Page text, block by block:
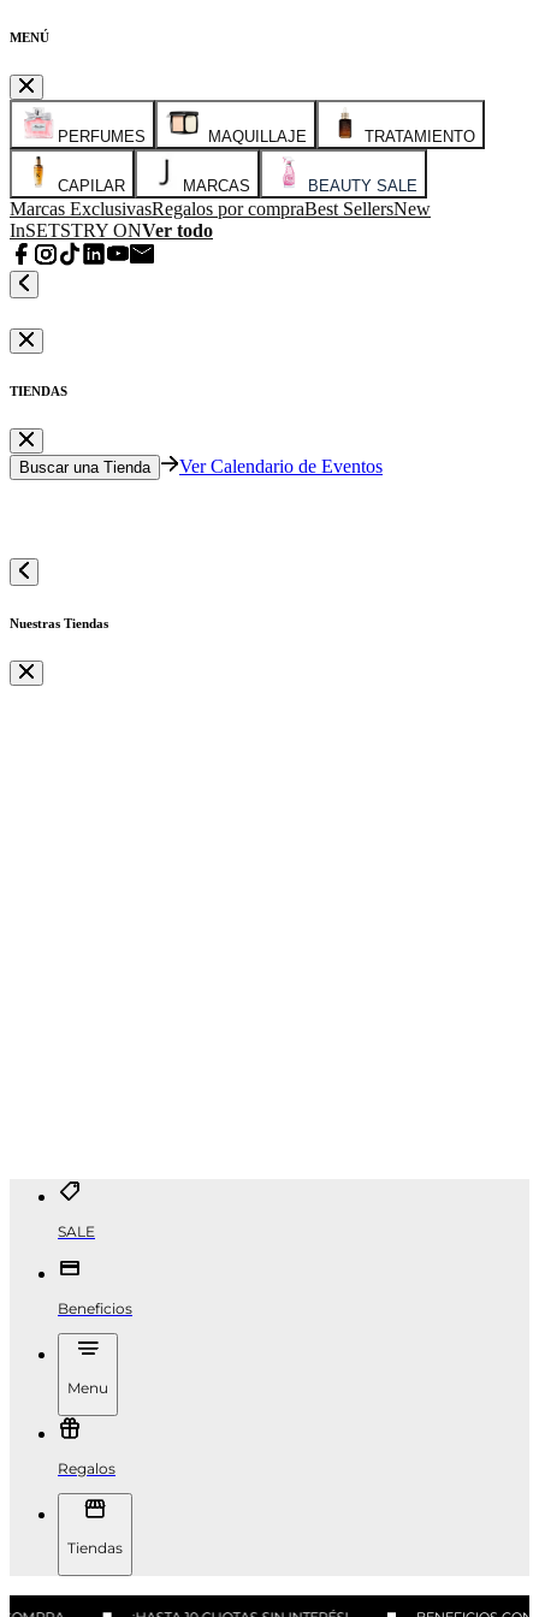
MENÚ
PERFUMES MAQUILLAJE TRATAMIENTO
CAPILAR MARCAS BEAUTY SALE
Marcas ExclusivasRegalos por compraBest SellersNew
InSETSTRY ONVer todo
TIENDAS
Buscar una Tienda Ver Calendario de Eventos
Nuestras Tiendas
SALE
Beneficios
Menu
Regalos
Tiendas